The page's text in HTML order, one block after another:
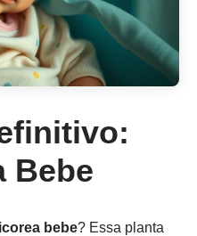
Bebe
bebe? Essa planta